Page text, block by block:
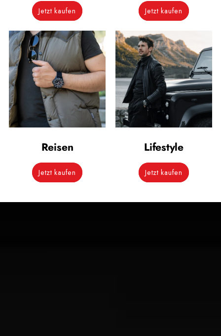
Jetzt kaufen Jetzt kaufen
Reisen
Jetzt kaufen
Lifestyle
Jetzt kaufen